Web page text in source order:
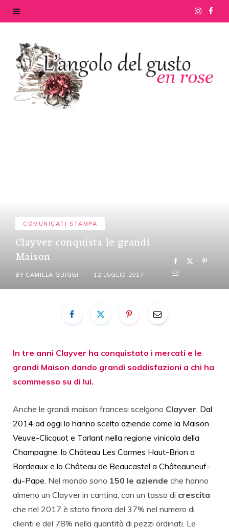
I
t e
COMUNICATI STAMPA
Clayver conquista le grandi
Maison
BY CAMILLA GUIGGI 12 LUGLIO 2017
In tre anni Clayver ha conquistato i mercati e le
grandi Maison dando grandi soddisfazioni a chi ha
scommesso su di lui.
Anche le grandi maison francesi scelgono Clayver Dal
2014 ad oggi lo hanno scelto aziende come la Maison
Veuve-Clicquot e Tarlant nella regione vinicola della
Champagne, lo Château Les Carmes Haut-Brion a
Bordeaux e lo Château de Beaucastel a Châteauneuf-
du-Pape. Nel mondo sono 150 le aziende che hanno
almeno un Clayver in cantina, con un tasso di crescita
che nel 2017 è stato finora del 37% nel numero di
clienti e del 78% nella quantità di pezzi ordinati. Le